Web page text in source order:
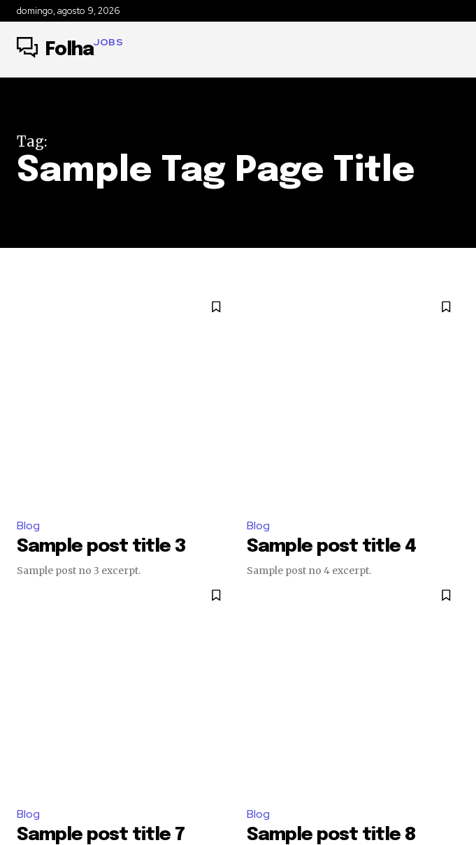
domingo, agosto 9, 2026
FolhaJOBS
Tag:
Sample Tag Page Title
Blog
Sample post title 3
Sample post no 3 excerpt.
Blog
Sample post title 4
Sample post no 4 excerpt.
Blog
Sample post title 7
Blog
Sample post title 8